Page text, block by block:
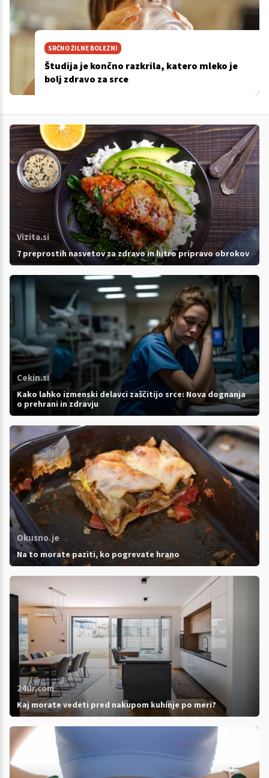
SRČNO ŽILNE BOLEZNI
Študija je končno razkrila, katero mleko je
bolj zdravo za srce
Vizita.si
7 preprostih nasvetov za zdravo in hitro pripravo obrokov
Cekin.si
Kako lahko izmenski delavci zaščitijo srce: Nova dognanja
o prehrani in zdravju
Okusno.je
Na to morate paziti, ko pogrevate hrano
24ur.com
Kaj morate vedeti pred nakupom kuhinje po meri?